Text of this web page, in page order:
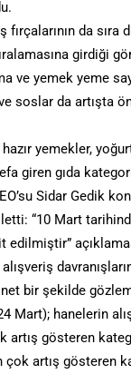
da sıra
girdiği
ve yemek yeme
soslar da artışta
yemekler,
giren gıda
Sidar Gedik
“10 Mart
edilmiştir”
bir şekilde
Mart); hanelerin
artış gösteren
çok artış gösteren